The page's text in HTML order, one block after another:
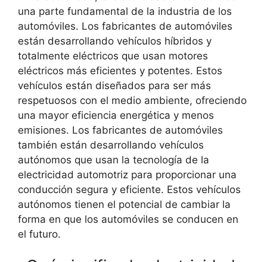
una parte fundamental de la industria de los
automóviles. Los fabricantes de automóviles
están desarrollando vehículos híbridos y
totalmente eléctricos que usan motores
eléctricos más eficientes y potentes. Estos
vehículos están diseñados para ser más
respetuosos con el medio ambiente, ofreciendo
una mayor eficiencia energética y menos
emisiones. Los fabricantes de automóviles
también están desarrollando vehículos
autónomos que usan la tecnología de la
electricidad automotriz para proporcionar una
conducción segura y eficiente. Estos vehículos
autónomos tienen el potencial de cambiar la
forma en que los automóviles se conducen en
el futuro.